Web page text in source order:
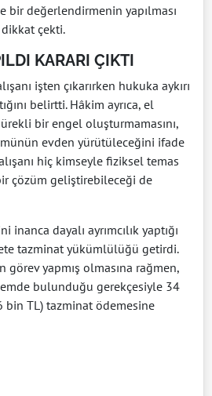
bir değerlendirmenin yapılması
çekti.
KARARI ÇIKTI
işten çıkarırken hukuka aykırı
belirtti. Hâkim ayrıca, el
bir engel oluşturmamasını,
evden yürütüleceğini ifade
hiç kimseyle fiziksel temas
çözüm geliştirebileceği de
dayalı ayrımcılık yaptığı
tazminat yükümlülüğü getirdi.
görev yapmış olmasına rağmen,
bulunduğu gerekçesiyle 34
TL) tazminat ödemesine